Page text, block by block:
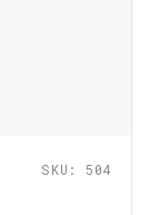
SKU: 504